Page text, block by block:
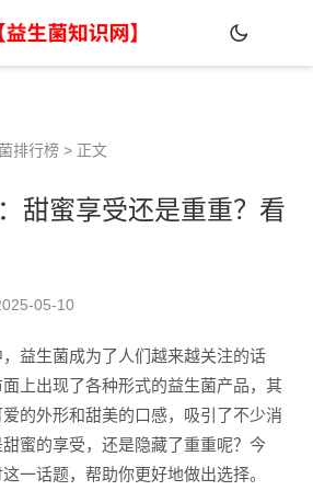
排行榜 > 正文
甜蜜享受还是重重？看
05-10
益生菌成为了人们越来越关注的话
上出现了各种形式的益生菌产品，其
的外形和甜美的口感，吸引了不少消
蜜的享受，还是隐藏了重重呢？今
一话题，帮助你更好地做出选择。